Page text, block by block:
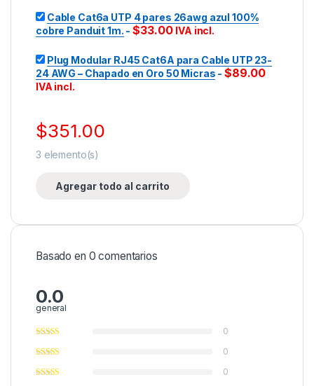
Cable Cat6a UTP 4 pares 26awg azul 100%
cobre Panduit 1m. -$33.00 IVA incl.
Plug Modular RJ45 Cat6A para Cable UTP 23-
24 AWG – Chapado en Oro 50 Micras - $89.00
IVA incl.
$351.00
3 elemento(s)
Agregar todo al carrito
Basado en 0 comentarios
0.0
general
0
0
0